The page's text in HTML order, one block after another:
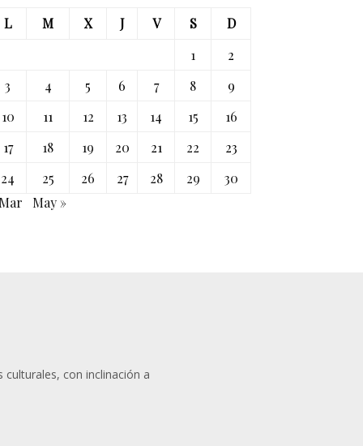
L
M X J V S
D
1
2
3
4 5 6 7 8
9
10
11 12 13 14 15
16
17
18 19 20 21 22
23
24
25 26 27 28 29
30
May »
con inclinación a